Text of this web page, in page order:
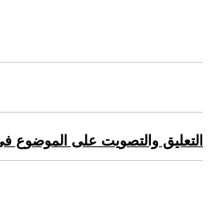
التعليق والتصويت على الموضوع